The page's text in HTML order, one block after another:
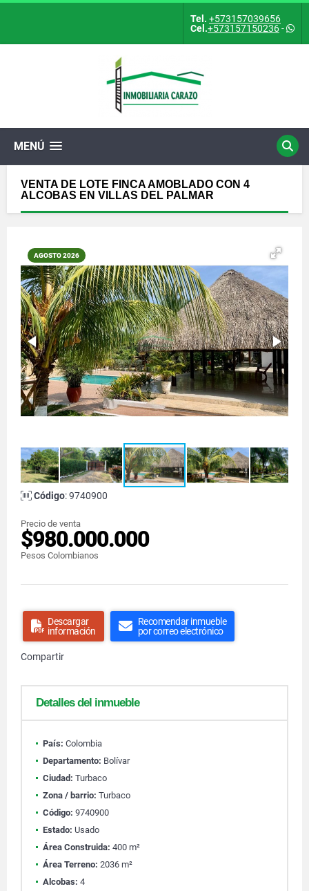
Tel. +573157039656
Cel.+573157150236-
MENÚ
VENTA DE LOTE FINCA AMOBLADO CON 4
ALCOBAS EN VILLAS DEL PALMAR
AGOSTO 2026
Código: 9740900
Precio de venta
$980.000.000
Pesos Colombianos
Descargar
información
Recomendar inmueble
por correo electrónico
Compartir
Detalles del inmueble
País: Colombia
Departamento: Bolívar
Ciudad: Turbaco
Zona / barrio: Turbaco
Código: 9740900
Estado: Usado
Área Construida: 400 m²
Área Terreno: 2036 m²
Alcobas: 4